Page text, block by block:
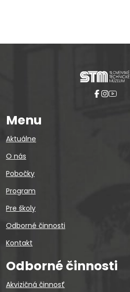
Menu
Aktuálne
O nás
Pobočky
Program
Pre školy
Odborné činnosti
Kontakt
Odborné činnosti
Akvizičná činnosť